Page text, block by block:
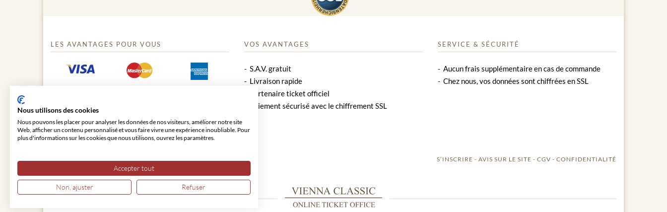
LES AVANTAGES POUR VOUS VOS AVANTAGES
S.A.V. gratuit
Livraison rapide
Partenaire ticket officiel
Paiement sécurisé avec le chiffrement SSL
SERVICE & SÉCURITÉ
Aucun frais supplémentaire en cas de commande
Chez nous, vos données sont chiffrées en SSL
S’INSCRIRE AVIS SUR LE SITE CGV CONFIDENTIALITÉ
Nous utilisons des cookies
Nous pouvons les placer pour analyser les données de nos visiteurs, améliorer notre site
Web, afficher un contenu personnalisé et vous faire vivre une expérience inoubliable. Pour
plus d'informations sur les cookies que nous utilisons, ouvrez les paramètres.
Accepter tout
Non, ajuster Refuser